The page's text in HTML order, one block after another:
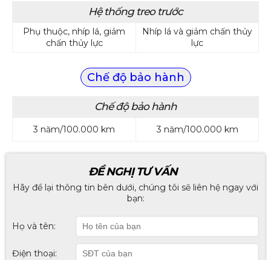
Hệ thống treo trước
Phụ thuộc, nhíp lá, giảm
chấn thủy lực
Nhíp lá và giảm chấn thủy
lực
Chế độ bảo hành
Chế độ bảo hành
3 năm/100.000 km 3 năm/100.000 km
ĐỀ NGHỊ TƯ VẤN
Hãy để lại thông tin bên dưới, chúng tôi sẽ liên hệ ngay với
bạn:
Họ và tên:
Điện thoại: